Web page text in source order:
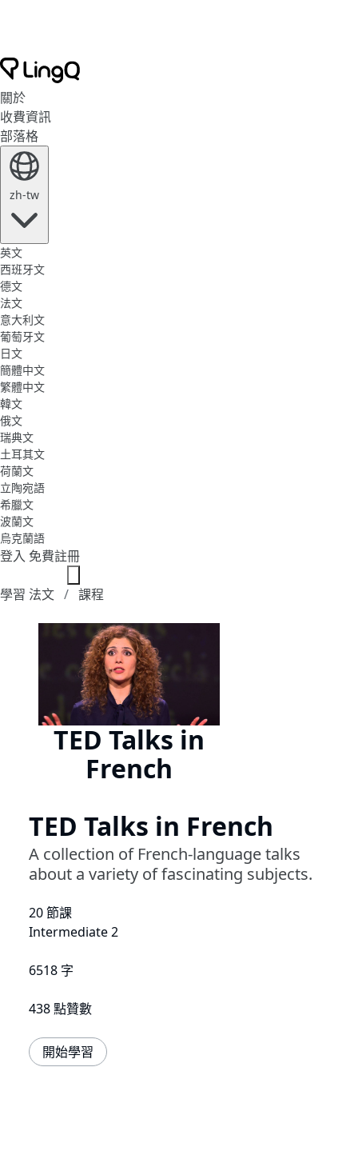
關於
收費資訊
部落格
zh-tw
英文
西班牙文
德文
法文
意大利文
葡萄牙文
日文
簡體中文
繁體中文
韓文
俄文
瑞典文
土耳其文
荷蘭文
立陶宛語
希臘文
波蘭文
烏克蘭語
登入 免費註冊
學習 法文 課程
TED Talks in
French
TED Talks in French
A collection of French-language talks
about a variety of fascinating subjects.
20 節課
Intermediate 2
6518 字
438 點贊數
開始學習